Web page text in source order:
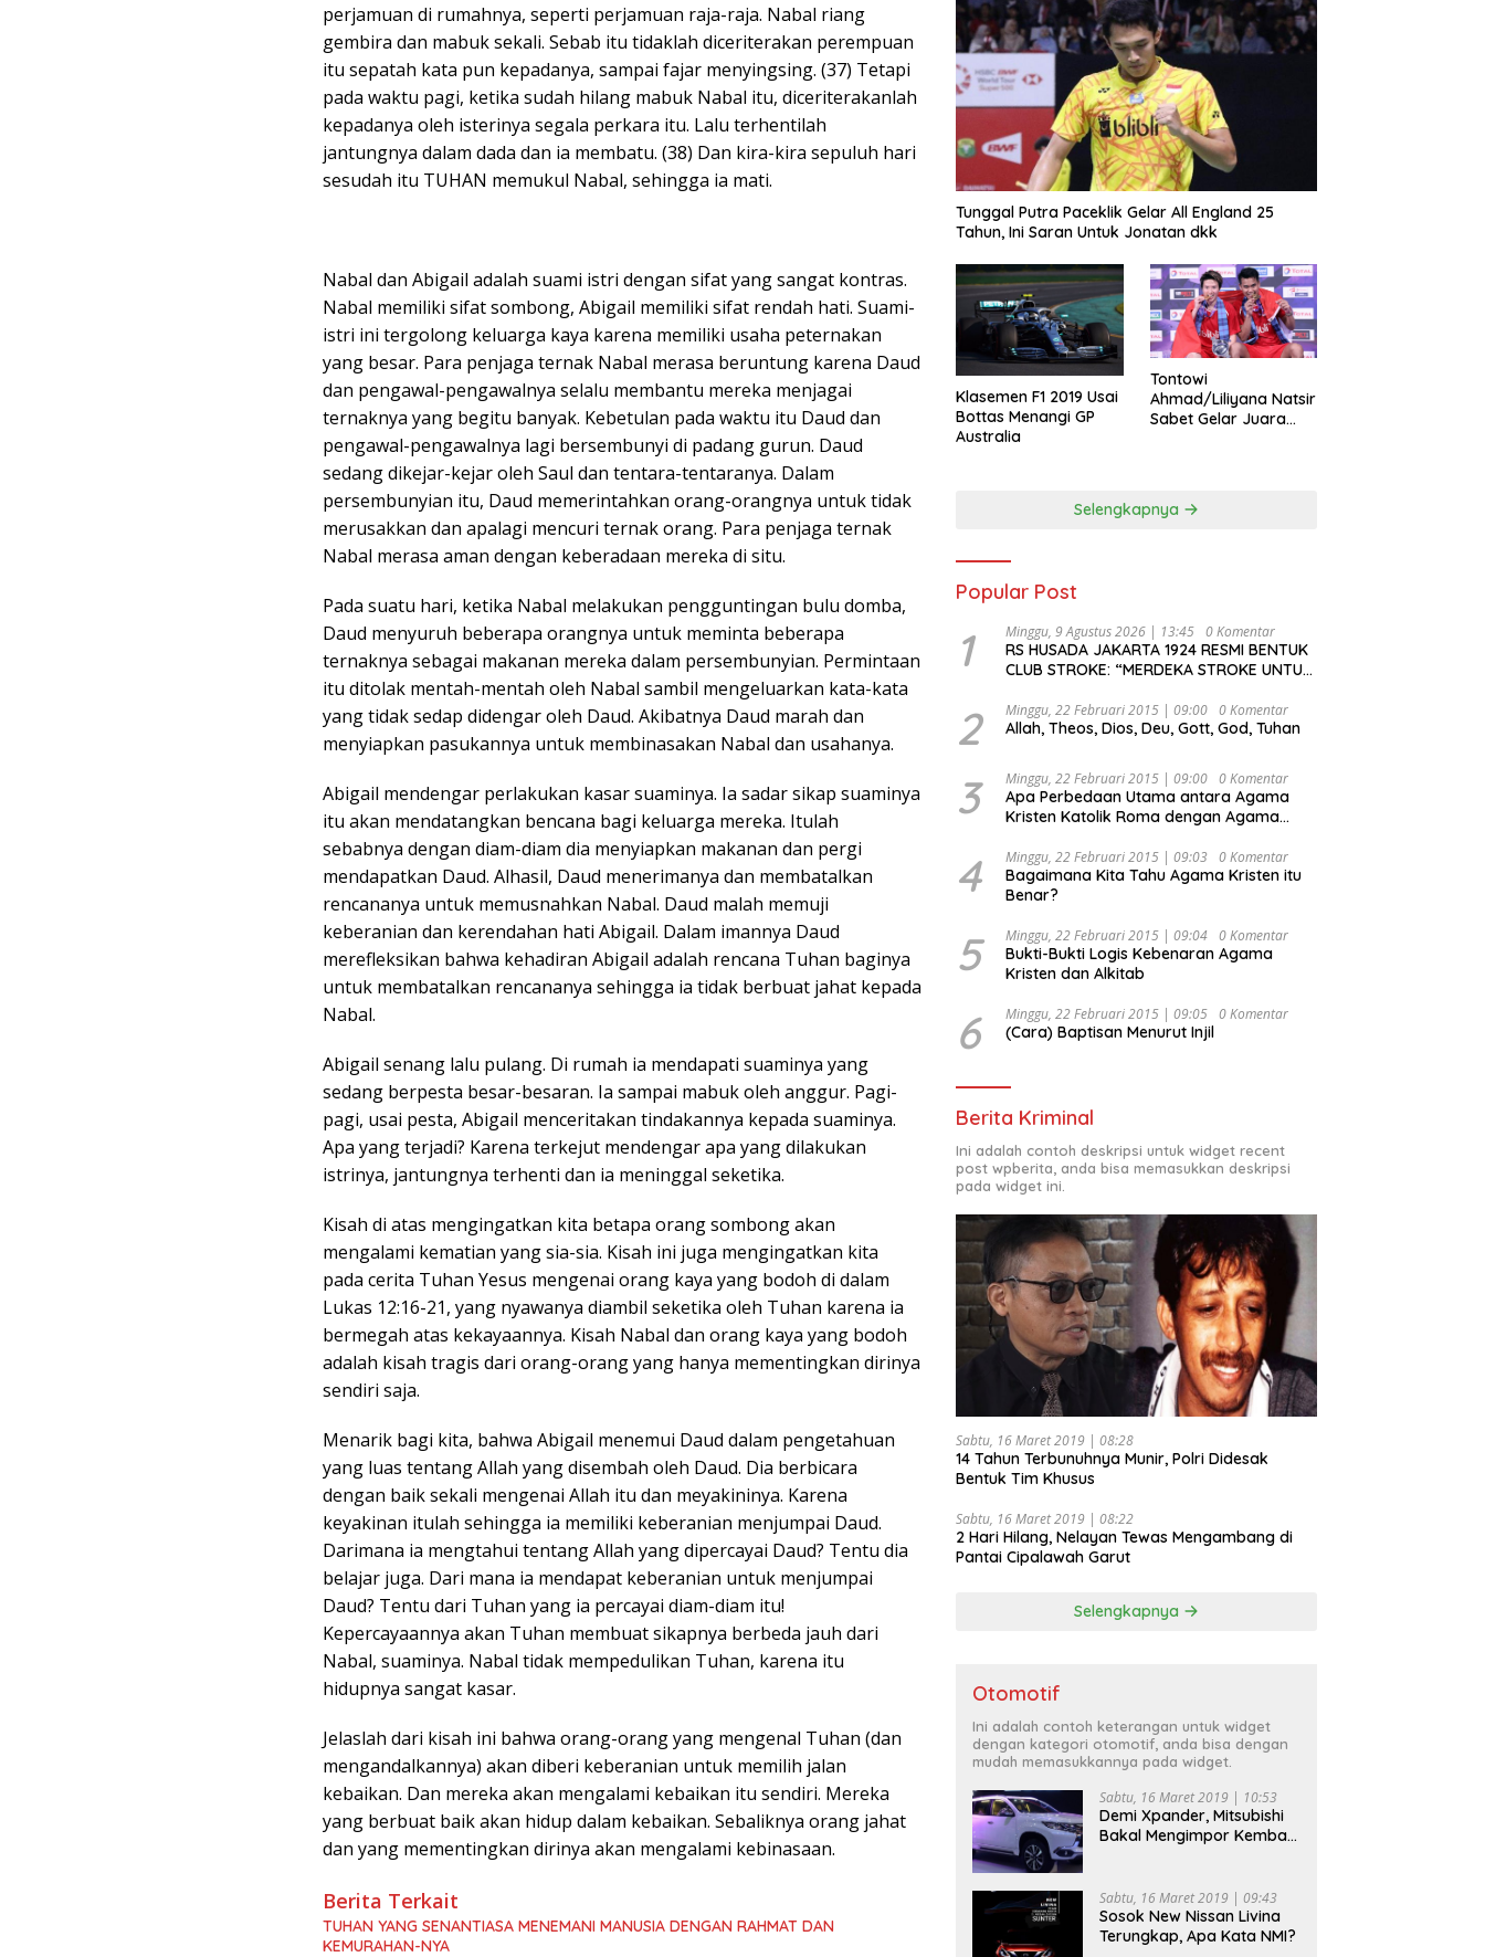
perjamuan di rumahnya, seperti perjamuan raja-raja. Nabal riang
gembira dan mabuk sekali. Sebab itu tidaklah diceriterakan perempuan
itu sepatah kata pun kepadanya, sampai fajar menyingsing. (37) Tetapi
pada waktu pagi, ketika sudah hilang mabuk Nabal itu, diceriterakanlah
kepadanya oleh isterinya segala perkara itu. Lalu terhentilah
jantungnya dalam dada dan ia membatu. (38) Dan kira-kira sepuluh hari
sesudah itu TUHAN memukul Nabal, sehingga ia mati.
Nabal dan Abigail adalah suami istri dengan sifat yang sangat kontras.
Nabal memiliki sifat sombong, Abigail memiliki sifat rendah hati. Suami-
istri ini tergolong keluarga kaya karena memiliki usaha peternakan
yang besar. Para penjaga ternak Nabal merasa beruntung karena Daud
dan pengawal-pengawalnya selalu membantu mereka menjagai
ternaknya yang begitu banyak. Kebetulan pada waktu itu Daud dan
pengawal-pengawalnya lagi bersembunyi di padang gurun. Daud
sedang dikejar-kejar oleh Saul dan tentara-tentaranya. Dalam
persembunyian itu, Daud memerintahkan orang-orangnya untuk tidak
merusakkan dan apalagi mencuri ternak orang. Para penjaga ternak
Nabal merasa aman dengan keberadaan mereka di situ.
Pada suatu hari, ketika Nabal melakukan pengguntingan bulu domba,
Daud menyuruh beberapa orangnya untuk meminta beberapa
ternaknya sebagai makanan mereka dalam persembunyian. Permintaan
itu ditolak mentah-mentah oleh Nabal sambil mengeluarkan kata-kata
yang tidak sedap didengar oleh Daud. Akibatnya Daud marah dan
menyiapkan pasukannya untuk membinasakan Nabal dan usahanya.
Abigail mendengar perlakukan kasar suaminya. Ia sadar sikap suaminya
itu akan mendatangkan bencana bagi keluarga mereka. Itulah
sebabnya dengan diam-diam dia menyiapkan makanan dan pergi
mendapatkan Daud. Alhasil, Daud menerimanya dan membatalkan
rencananya untuk memusnahkan Nabal. Daud malah memuji
keberanian dan kerendahan hati Abigail. Dalam imannya Daud
merefleksikan bahwa kehadiran Abigail adalah rencana Tuhan baginya
untuk membatalkan rencananya sehingga ia tidak berbuat jahat kepada
Nabal.
Abigail senang lalu pulang. Di rumah ia mendapati suaminya yang
sedang berpesta besar-besaran. Ia sampai mabuk oleh anggur. Pagi-
pagi, usai pesta, Abigail menceritakan tindakannya kepada suaminya.
Apa yang terjadi? Karena terkejut mendengar apa yang dilakukan
istrinya, jantungnya terhenti dan ia meninggal seketika.
Kisah di atas mengingatkan kita betapa orang sombong akan
mengalami kematian yang sia-sia. Kisah ini juga mengingatkan kita
pada cerita Tuhan Yesus mengenai orang kaya yang bodoh di dalam
Lukas 12:16-21, yang nyawanya diambil seketika oleh Tuhan karena ia
bermegah atas kekayaannya. Kisah Nabal dan orang kaya yang bodoh
adalah kisah tragis dari orang-orang yang hanya mementingkan dirinya
sendiri saja.
Menarik bagi kita, bahwa Abigail menemui Daud dalam pengetahuan
yang luas tentang Allah yang disembah oleh Daud. Dia berbicara
dengan baik sekali mengenai Allah itu dan meyakininya. Karena
keyakinan itulah sehingga ia memiliki keberanian menjumpai Daud.
Darimana ia mengtahui tentang Allah yang dipercayai Daud? Tentu dia
belajar juga. Dari mana ia mendapat keberanian untuk menjumpai
Daud? Tentu dari Tuhan yang ia percayai diam-diam itu!
Kepercayaannya akan Tuhan membuat sikapnya berbeda jauh dari
Nabal, suaminya. Nabal tidak mempedulikan Tuhan, karena itu
hidupnya sangat kasar.
Jelaslah dari kisah ini bahwa orang-orang yang mengenal Tuhan (dan
mengandalkannya) akan diberi keberanian untuk memilih jalan
kebaikan. Dan mereka akan mengalami kebaikan itu sendiri. Mereka
yang berbuat baik akan hidup dalam kebaikan. Sebaliknya orang jahat
dan yang mementingkan dirinya akan mengalami kebinasaan.
Berita Terkait
TUHAN YANG SENANTIASA MENEMANI MANUSIA DENGAN RAHMAT DAN
KEMURAHAN-NYA
Tunggal Putra Paceklik Gelar All England 25
Tahun, Ini Saran Untuk Jonatan dkk
Klasemen F1 2019 Usai
Bottas Menangi GP
Australia
Tontowi
Ahmad/Liliyana Natsir
Sabet Gelar Juara
Selengkapnya
Popular Post
1 Minggu, 9 Agustus 2026 | 13:45 0 Komentar
RS HUSADA JAKARTA 1924 RESMI BENTUK
CLUB STROKE: “MERDEKA STROKE UNTUK
2 Minggu, 22 Februari 2015 | 09:00 0 Komentar
Allah, Theos, Dios, Deu, Gott, God, Tuhan
3 Minggu, 22 Februari 2015 | 09:00 0 Komentar
Apa Perbedaan Utama antara Agama
Kristen Katolik Roma dengan Agama
4 Minggu, 22 Februari 2015 | 09:03 0 Komentar
Bagaimana Kita Tahu Agama Kristen itu
Benar?
5 Minggu, 22 Februari 2015 | 09:04 0 Komentar
Bukti-Bukti Logis Kebenaran Agama
Kristen dan Alkitab
6 Minggu, 22 Februari 2015 | 09:05 0 Komentar
(Cara) Baptisan Menurut Injil
Berita Kriminal
Ini adalah contoh deskripsi untuk widget recent
post wpberita, anda bisa memasukkan deskripsi
pada widget ini.
Sabtu, 16 Maret 2019 | 08:28
14 Tahun Terbunuhnya Munir, Polri Didesak
Bentuk Tim Khusus
Sabtu, 16 Maret 2019 | 08:22
2 Hari Hilang, Nelayan Tewas Mengambang di
Pantai Cipalawah Garut
Selengkapnya
Otomotif
Ini adalah contoh keterangan untuk widget
dengan kategori otomotif, anda bisa dengan
mudah memasukkannya pada widget.
Sabtu, 16 Maret 2019 | 10:53
Demi Xpander, Mitsubishi
Bakal Mengimpor Kembali
Sabtu, 16 Maret 2019 | 09:43
Sosok New Nissan Livina
Terungkap, Apa Kata NMI?